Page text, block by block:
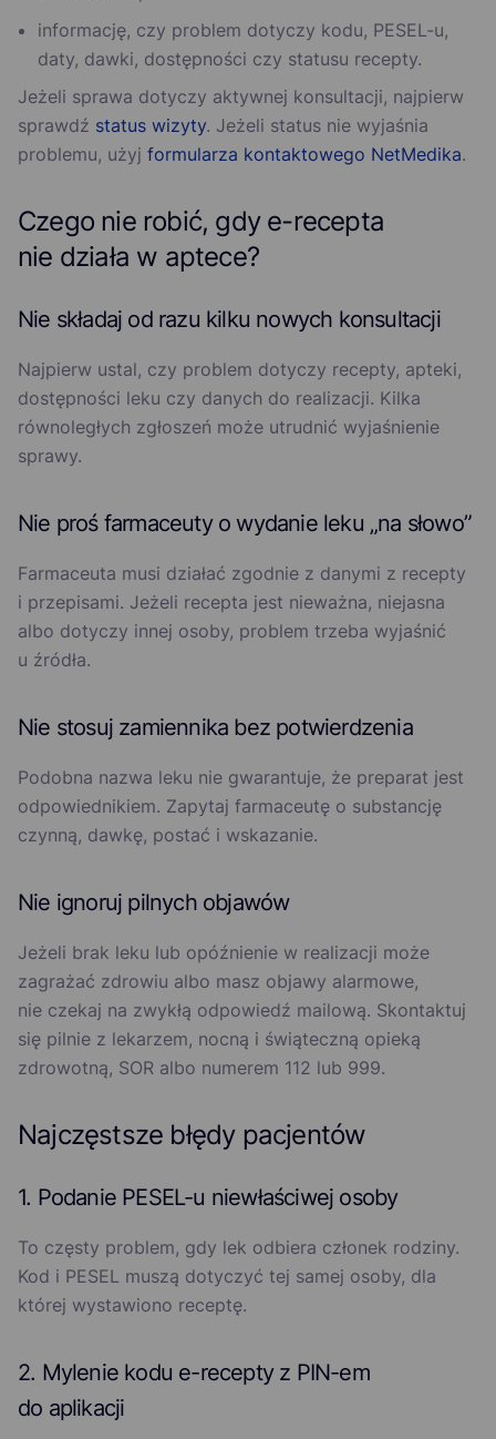
informację, czy problem dotyczy kodu, PESEL-u,
daty, dawki, dostępności czy statusu recepty.
Jeżeli sprawa dotyczy aktywnej konsultacji, najpierw
sprawdź status wizyty. Jeżeli status nie wyjaśnia
problemu, użyj formularza kontaktowego NetMedika.
Czego nie robić, gdy e-recepta
nie działa w aptece?
Nie składaj od razu kilku nowych konsultacji
Najpierw ustal, czy problem dotyczy recepty, apteki,
dostępności leku czy danych do realizacji. Kilka
równoległych zgłoszeń może utrudnić wyjaśnienie
sprawy.
Nie proś farmaceuty o wydanie leku „na słowo”
Farmaceuta musi działać zgodnie z danymi z recepty
i przepisami. Jeżeli recepta jest nieważna, niejasna
albo dotyczy innej osoby, problem trzeba wyjaśnić
u źródła.
Nie stosuj zamiennika bez potwierdzenia
Podobna nazwa leku nie gwarantuje, że preparat jest
odpowiednikiem. Zapytaj farmaceutę o substancję
czynną, dawkę, postać i wskazanie.
Nie ignoruj pilnych objawów
Jeżeli brak leku lub opóźnienie w realizacji może
zagrażać zdrowiu albo masz objawy alarmowe,
nie czekaj na zwykłą odpowiedź mailową. Skontaktuj
się pilnie z lekarzem, nocną i świąteczną opieką
zdrowotną, SOR albo numerem 112 lub 999.
Najczęstsze błędy pacjentów
1. Podanie PESEL-u niewłaściwej osoby
To częsty problem, gdy lek odbiera członek rodziny.
Kod i PESEL muszą dotyczyć tej samej osoby, dla
której wystawiono receptę.
2. Mylenie kodu e-recepty z PIN-em
do aplikacji